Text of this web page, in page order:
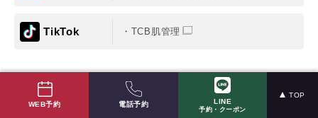
TikTok TCB肌管理
WEB予約 電話予約 LINE
予約・クーポン
TOP